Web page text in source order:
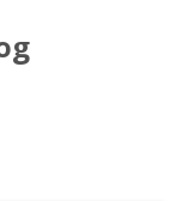
springen